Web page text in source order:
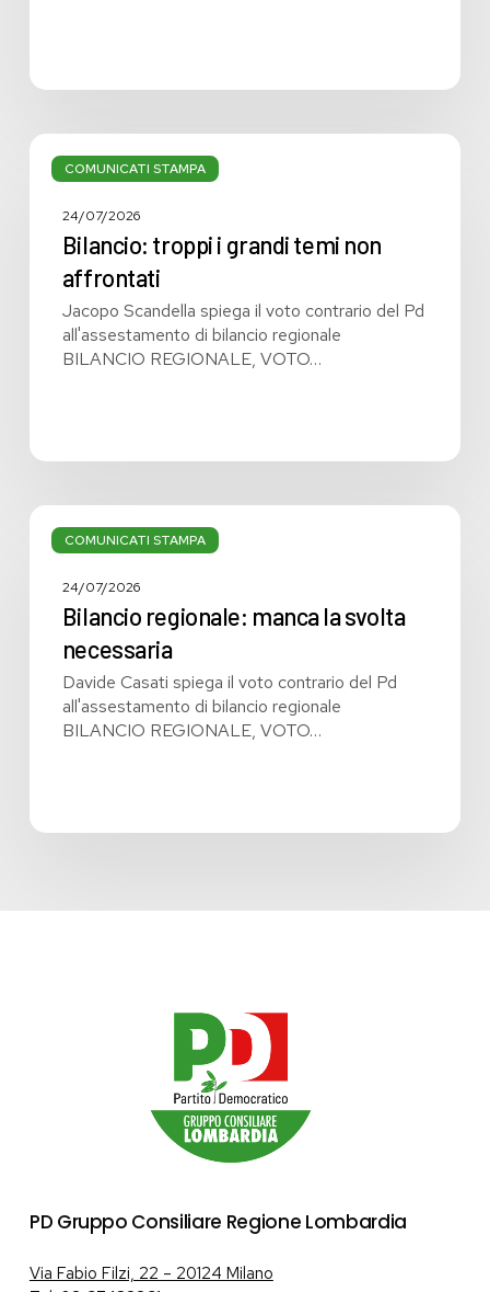
COMUNICATI STAMPA
Bilancio:
troppi
grandi
affrontati
24/07/2026
Bilancio: troppi i grandi temi non
affrontati
Jacopo Scandella spiega il voto contrario del Pd
all'assestamento di bilancio regionale
BILANCIO REGIONALE, VOTO…
COMUNICATI STAMPA
Bilancio
regionale:
svolta
24/07/2026
Bilancio regionale: manca la svolta
necessaria
Davide Casati spiega il voto contrario del Pd
all'assestamento di bilancio regionale
BILANCIO REGIONALE, VOTO…
PD Gruppo Consiliare Regione Lombardia
Via Fabio Filzi, 22 – 20124 Milano